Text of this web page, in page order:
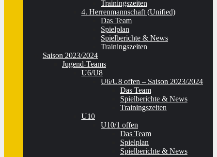
Trainingszeiten
4. Herrenmannschaft (Unified)
Das Team
Spielplan
Spielberichte & News
Trainingszeiten
Saison 2023/2024
Jugend-Teams
U6/U8
U6/U8 offen – Saison 2023/2024
Das Team
Spielberichte & News
Trainingszeiten
U10
U10/1 offen
Das Team
Spielplan
Spielberichte & News